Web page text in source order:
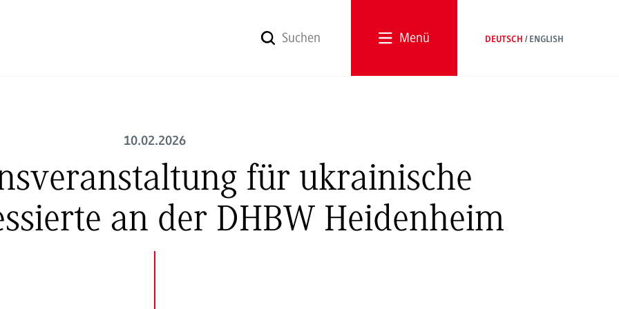
Menü DEUTSCH ENGLISH
10.02.2026
für ukrainische
an der DHBW Heidenheim